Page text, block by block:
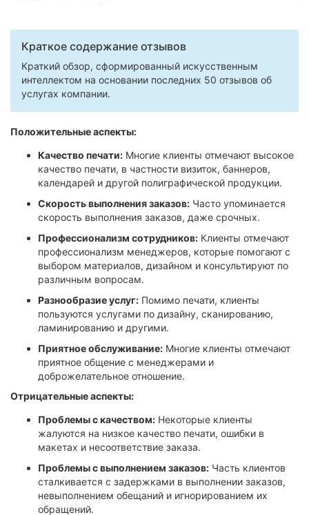
Ивано-
Франковск
Луцк
Карпаты
Краткое содержание отзывов
Краткий обзор, сформированный искусственным
интеллектом на основании последних 50 отзывов об
услугах компании.
Положительные аспекты:
Качество печати: Многие клиенты отмечают высокое
качество печати, в частности визиток, баннеров,
календарей и другой полиграфической продукции.
Скорость выполнения заказов: Часто упоминается
скорость выполнения заказов, даже срочных.
Профессионализм сотрудников: Клиенты отмечают
профессионализм менеджеров, которые помогают с
выбором материалов, дизайном и консультируют по
различным вопросам.
Разнообразие услуг: Помимо печати, клиенты
пользуются услугами по дизайну, сканированию,
ламинированию и другими.
Приятное обслуживание: Многие клиенты отмечают
приятное общение с менеджерами и
доброжелательное отношение.
Отрицательные аспекты:
Проблемы с качеством: Некоторые клиенты
жалуются на низкое качество печати, ошибки в
макетах и несоответствие заказа.
Проблемы с выполнением заказов: Часть клиентов
сталкивается с задержками в выполнении заказов,
невыполнением обещаний и игнорированием их
обращений.